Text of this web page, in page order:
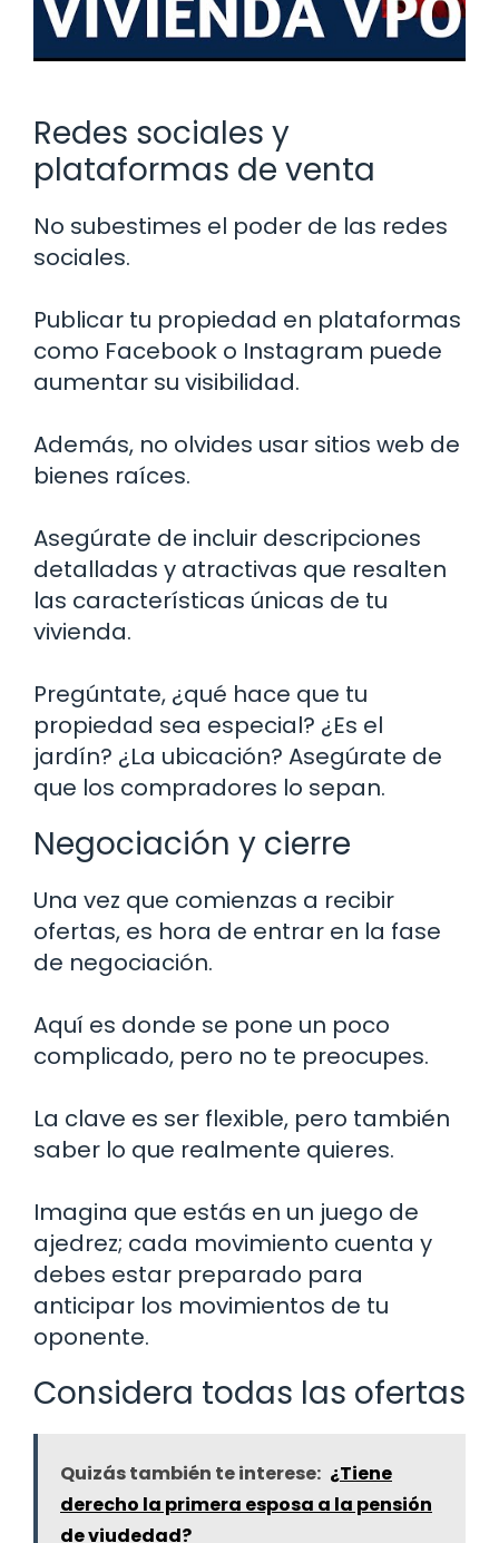
Redes sociales y
plataformas de venta
No subestimes el poder de las redes
sociales.
Publicar tu propiedad en plataformas
como Facebook o Instagram puede
aumentar su visibilidad.
Además, no olvides usar sitios web de
bienes raíces.
Asegúrate de incluir descripciones
detalladas y atractivas que resalten
las características únicas de tu
vivienda.
Pregúntate, ¿qué hace que tu
propiedad sea especial? ¿Es el
jardín? ¿La ubicación? Asegúrate de
que los compradores lo sepan.
Negociación y cierre
Una vez que comienzas a recibir
ofertas, es hora de entrar en la fase
de negociación.
Aquí es donde se pone un poco
complicado, pero no te preocupes.
La clave es ser flexible, pero también
saber lo que realmente quieres.
Imagina que estás en un juego de
ajedrez; cada movimiento cuenta y
debes estar preparado para
anticipar los movimientos de tu
oponente.
Considera todas las ofertas
Quizás también te interese: ¿Tiene
derecho la primera esposa a la pensión
de viudedad?